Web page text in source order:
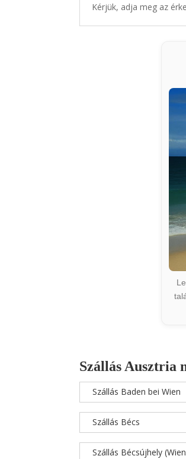
Kérjük, adja meg az
Szállás Ausztria
Szállás Baden bei Wien
Szállás Bécs
Szállás Bécsújhely